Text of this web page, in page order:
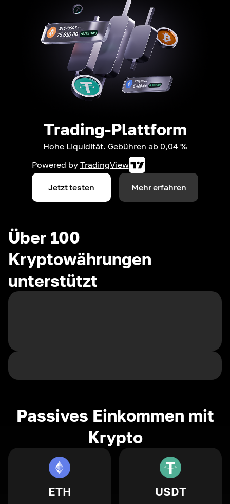
Trading-Plattform
Hohe Liquidität. Gebühren ab 0,04 %
Powered by TradingView
Jetzt testen Mehr erfahren
Über 100
Kryptowährungen
unterstützt
Passives Einkommen mit
Krypto
ETH USDT